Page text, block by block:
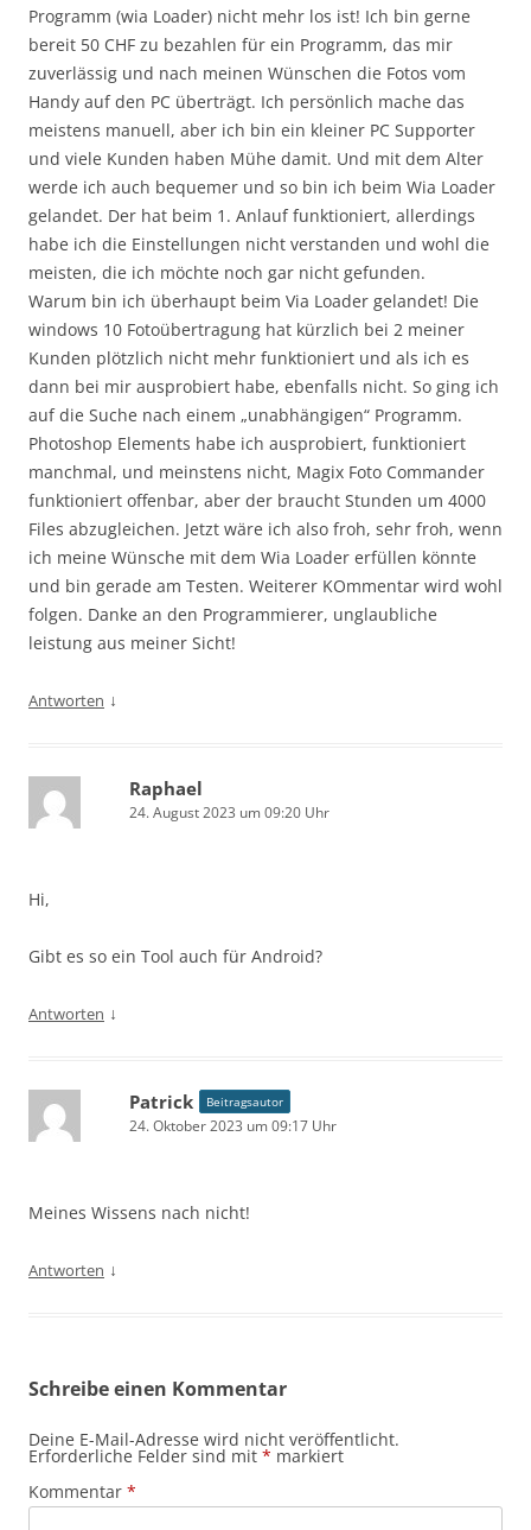
Programm (wia Loader) nicht mehr los ist! Ich bin gerne
bereit 50 CHF zu bezahlen für ein Programm, das mir
zuverlässig und nach meinen Wünschen die Fotos vom
Handy auf den PC überträgt. Ich persönlich mache das
meistens manuell, aber ich bin ein kleiner PC Supporter
und viele Kunden haben Mühe damit. Und mit dem Alter
werde ich auch bequemer und so bin ich beim Wia Loader
gelandet. Der hat beim 1. Anlauf funktioniert, allerdings
habe ich die Einstellungen nicht verstanden und wohl die
meisten, die ich möchte noch gar nicht gefunden.
Warum bin ich überhaupt beim Via Loader gelandet! Die
windows 10 Fotoübertragung hat kürzlich bei 2 meiner
Kunden plötzlich nicht mehr funktioniert und als ich es
dann bei mir ausprobiert habe, ebenfalls nicht. So ging ich
auf die Suche nach einem „unabhängigen“ Programm.
Photoshop Elements habe ich ausprobiert, funktioniert
manchmal, und meinstens nicht, Magix Foto Commander
funktioniert offenbar, aber der braucht Stunden um 4000
Files abzugleichen. Jetzt wäre ich also froh, sehr froh, wenn
ich meine Wünsche mit dem Wia Loader erfüllen könnte
und bin gerade am Testen. Weiterer KOmmentar wird wohl
folgen. Danke an den Programmierer, unglaubliche
leistung aus meiner Sicht!
Antworten ↓
Raphael
24. August 2023 um 09:20 Uhr
Hi,
Gibt es so ein Tool auch für Android?
Antworten ↓
Patrick Beitragsautor
24. Oktober 2023 um 09:17 Uhr
Meines Wissens nach nicht!
Antworten ↓
Schreibe einen Kommentar
Deine E-Mail-Adresse wird nicht veröffentlicht.
Erforderliche Felder sind mit * markiert
Kommentar *